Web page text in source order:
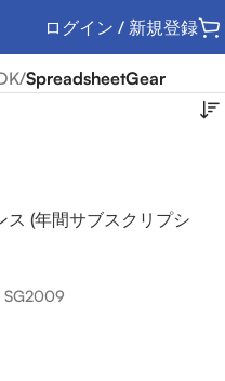
ログイン / 新規登録
/SpreadsheetGear
(年間サブスクリプシ
SG2009